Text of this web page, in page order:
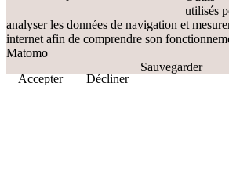
utilisés
analyser les données de navigation et
internet afin de comprendre son
Matomo
Accepter
Décliner
Sauvegarder